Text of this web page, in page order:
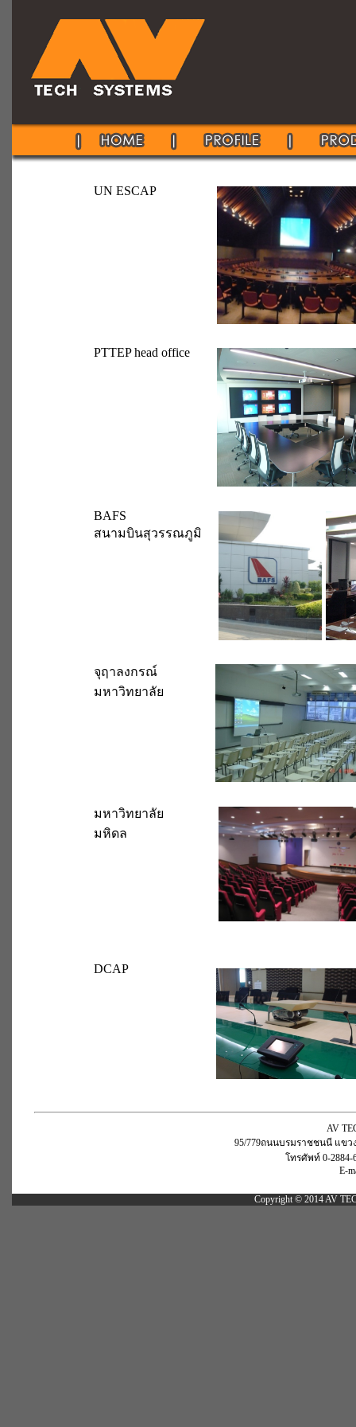
UN ESCAP
PTTEP head office
BAFS
สนามบินสุวรรณภูมิ
จุฤาลงกรณ์
มหาวิทยาลัย
มหาวิทยาลัย
มหิดล
DCAP
AV
95/779ถนนบรมราชชนนี แขว
โทรศัพท์ 0-2884-
E-
Copyright © 2014 AV